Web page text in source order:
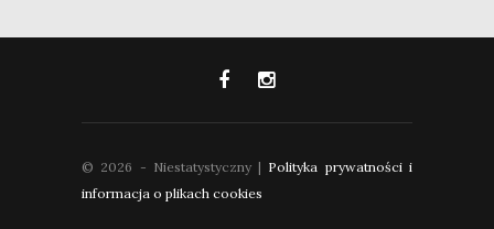
© 2026 - Niestatystyczny | Polityka prywatności i
informacja o plikach cookies